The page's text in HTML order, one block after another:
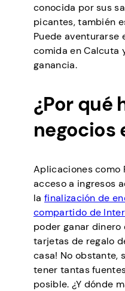
conocida por sus
picantes, también
Puede aventurarse
comida en Calcuta
ganancia.
¿Por qué
negocios
Aplicaciones como
acceso a ingresos
la finalización de
compartido de
poder ganar
tarjetas de regalo
casa! No obstante,
tener tantas
posible. ¿Y dónde